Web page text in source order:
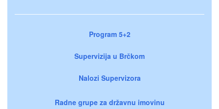
Program 5+2
Supervizija u Brčkom
Nalozi Supervizora
Radne grupe za državnu imovinu